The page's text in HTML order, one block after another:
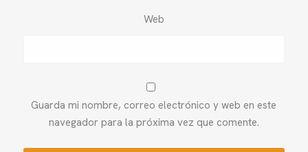
Web
Guarda mi nombre, correo electrónico y web en este
navegador para la próxima vez que comente.